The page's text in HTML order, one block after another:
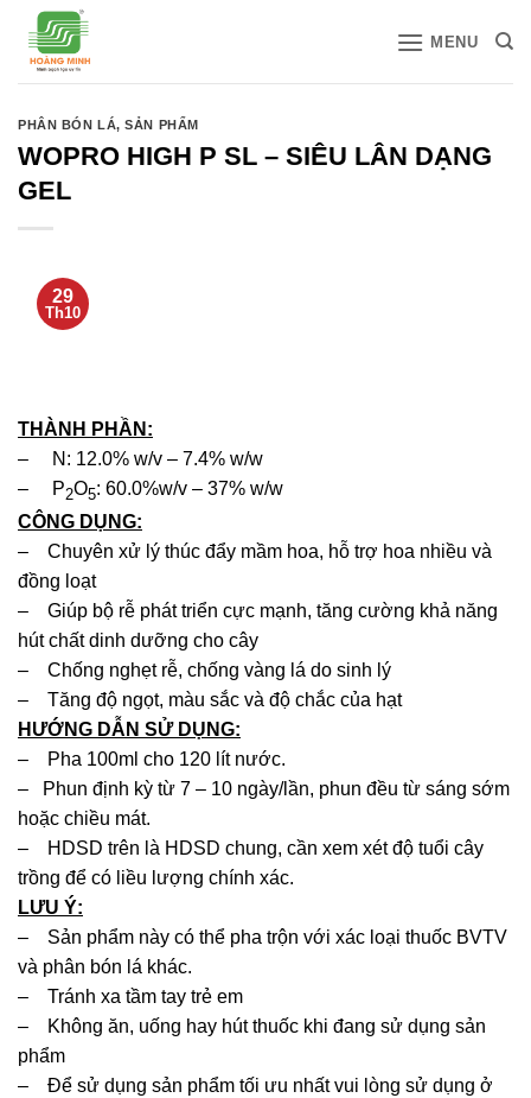
qua
MENU
PHÂN BÓN LÁ,SẢN PHẨM
WOPRO HIGH P SL – SIÊU LÂN DẠNG
GEL
29
Th10
THÀNH PHẦN:
– N: 12.0% w/v – 7.4% w/w
– P2O5: 60.0%w/v – 37% w/w
CÔNG DỤNG:
– Chuyên xử lý thúc đẩy mầm hoa, hỗ trợ hoa nhiều và
đồng loạt
– Giúp bộ rễ phát triển cực mạnh, tăng cường khả năng
hút chất dinh dưỡng cho cây
– Chống nghẹt rễ, chống vàng lá do sinh lý
– Tăng độ ngọt, màu sắc và độ chắc của hạt
HƯỚNG DẪN SỬ DỤNG:
– Pha 100ml cho 120 lít nước.
– Phun định kỳ từ 7 – 10 ngày/lần, phun đều từ sáng sớm
hoặc chiều mát.
– HDSD trên là HDSD chung, cần xem xét độ tuổi cây
trồng để có liều lượng chính xác.
LƯU Ý:
– Sản phẩm này có thể pha trộn với xác loại thuốc BVTV
và phân bón lá khác.
– Tránh xa tầm tay trẻ em
– Không ăn, uống hay hút thuốc khi đang sử dụng sản
phẩm
– Để sử dụng sản phẩm tối ưu nhất vui lòng sử dụng ở